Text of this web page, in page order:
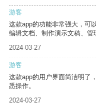
游客
这款app的功能非常强大，可
编辑文档、制作演示文稿、管
2024-03-27
游客
这款app的用户界面简洁明了
悉操作。
2024-03-27